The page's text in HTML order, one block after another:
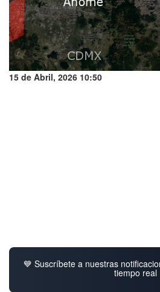
15 de Abril, 2026 10:50
💙 Suscríbete a nuestras
tiempo real